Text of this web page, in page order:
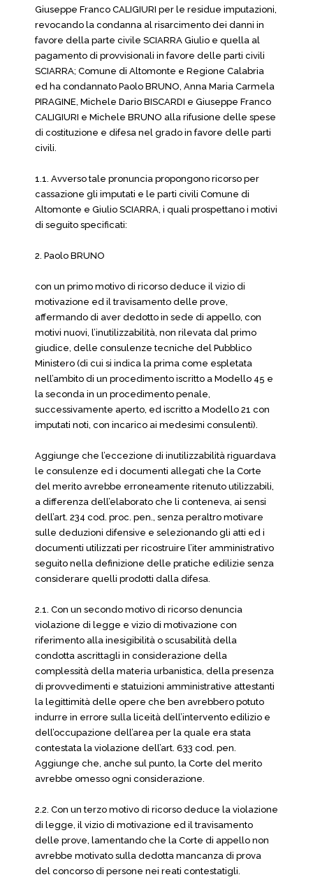
Giuseppe Franco CALIGIURI per le residue imputazioni,
revocando la condanna al risarcimento dei danni in
favore della parte civile SCIARRA Giulio e quella al
pagamento di provvisionali in favore delle parti civili
SCIARRA; Comune di Altomonte e Regione Calabria
ed ha condannato Paolo BRUNO, Anna Maria Carmela
PIRAGINE, Michele Dario BISCARDI e Giuseppe Franco
CALIGIURI e Michele BRUNO alla rifusione delle spese
di costituzione e difesa nel grado in favore delle parti
civili.
1.1. Avverso tale pronuncia propongono ricorso per
cassazione gli imputati e le parti civili Comune di
Altomonte e Giulio SCIARRA, i quali prospettano i motivi
di seguito specificati:
2. Paolo BRUNO
con un primo motivo di ricorso deduce il vizio di
motivazione ed il travisamento delle prove,
affermando di aver dedotto in sede di appello, con
motivi nuovi, l’inutilizzabilità, non rilevata dal primo
giudice, delle consulenze tecniche del Pubblico
Ministero (di cui si indica la prima come espletata
nell’ambito di un procedimento iscritto a Modello 45 e
la seconda in un procedimento penale,
successivamente aperto, ed iscritto a Modello 21 con
imputati noti, con incarico ai medesimi consulenti).
Aggiunge che l’eccezione di inutilizzabilità riguardava
le consulenze ed i documenti allegati che la Corte
del merito avrebbe erroneamente ritenuto utilizzabili,
a differenza dell’elaborato che li conteneva, ai sensi
dell’art. 234 cod. proc. pen., senza peraltro motivare
sulle deduzioni difensive e selezionando gli atti ed i
documenti utilizzati per ricostruire l’iter amministrativo
seguito nella definizione delle pratiche edilizie senza
considerare quelli prodotti dalla difesa.
2.1. Con un secondo motivo di ricorso denuncia
violazione di legge e vizio di motivazione con
riferimento alla inesigibilità o scusabilità della
condotta ascrittagli in considerazione della
complessità della materia urbanistica, della presenza
di provvedimenti e statuizioni amministrative attestanti
la legittimità delle opere che ben avrebbero potuto
indurre in errore sulla liceità dell’intervento edilizio e
dell’occupazione dell’area per la quale era stata
contestata la violazione dell’art. 633 cod. pen.
Aggiunge che, anche sul punto, la Corte del merito
avrebbe omesso ogni considerazione.
2.2. Con un terzo motivo di ricorso deduce la violazione
di legge, il vizio di motivazione ed il travisamento
delle prove, lamentando che la Corte di appello non
avrebbe motivato sulla dedotta mancanza di prova
del concorso di persone nei reati contestatigli.